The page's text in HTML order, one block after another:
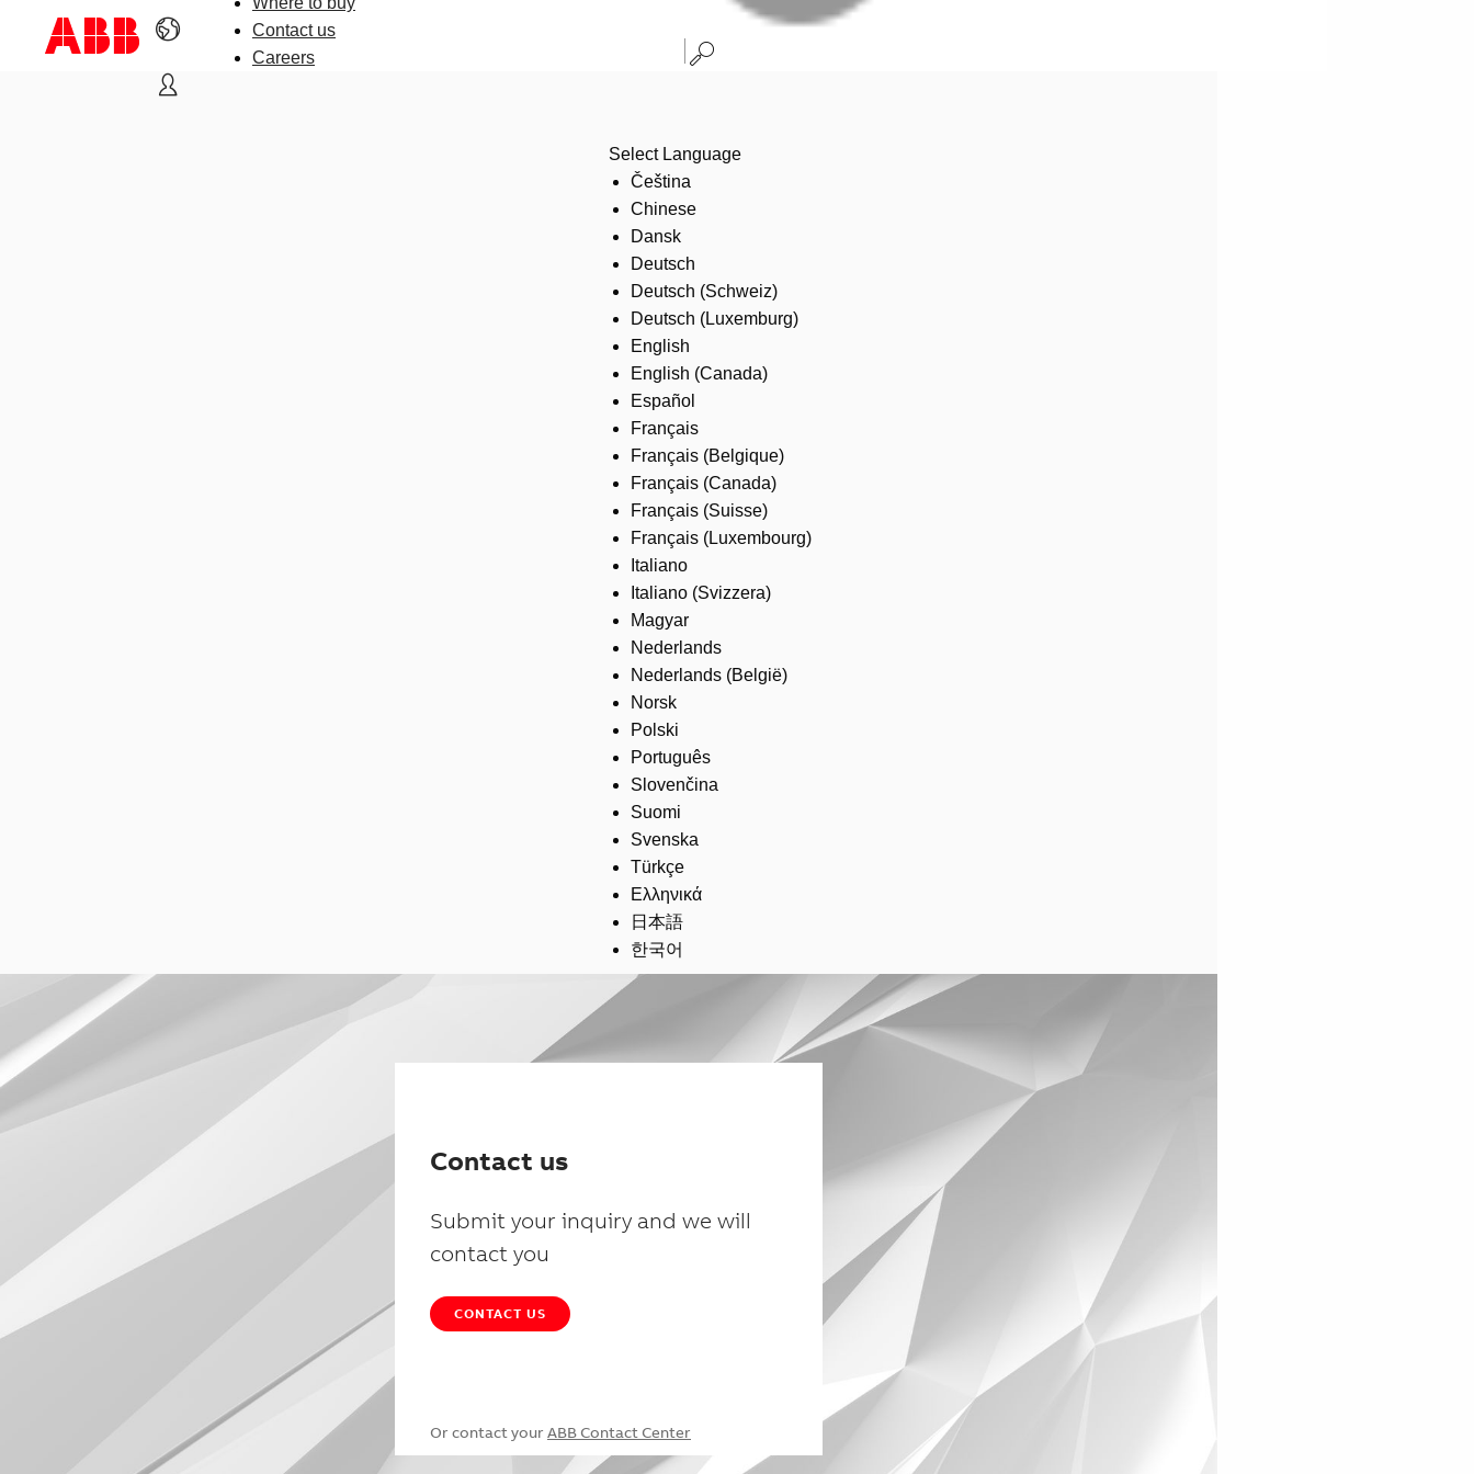
Contact us
Careers
Select Language
Čeština
Chinese
Dansk
Deutsch
Deutsch (Schweiz)
Deutsch (Luxemburg)
English
English (Canada)
Español
Français
Français (Belgique)
Français (Canada)
Français (Suisse)
Français (Luxembourg)
Italiano
Italiano (Svizzera)
Magyar
Nederlands
Nederlands (België)
Norsk
Polski
Português
Slovenčina
Suomi
Svenska
Türkçe
Ελληνικά
日本語
한국어
Contact us
Submit your inquiry and we will
contact you
CONTACT US
Or contact your ABB Contact Center